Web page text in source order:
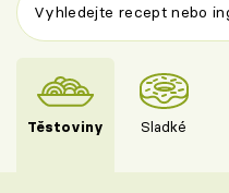
Těstoviny Sladké